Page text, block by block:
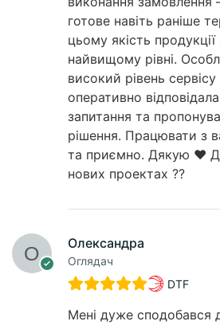
готове навіть раніше
цьому якість
найвищому рівні.
високий рівень
оперативно
запитання та
рішення. Працювати з
та приємно. Дякую ❤️
нових проектах ??
Олександра
Оглядач
DTF
Мені дуже сподобався